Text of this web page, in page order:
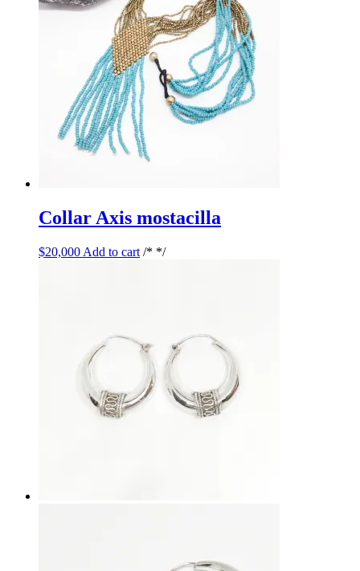
Collar Axis mostacilla
$20,000 Add to cart /* */